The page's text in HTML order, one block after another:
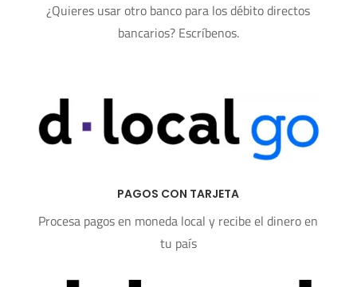
¿Quieres usar otro banco para los débito directos
bancarios? Escríbenos.
PAGOS CON TARJETA
Procesa pagos en moneda local y recibe el dinero en
tu país